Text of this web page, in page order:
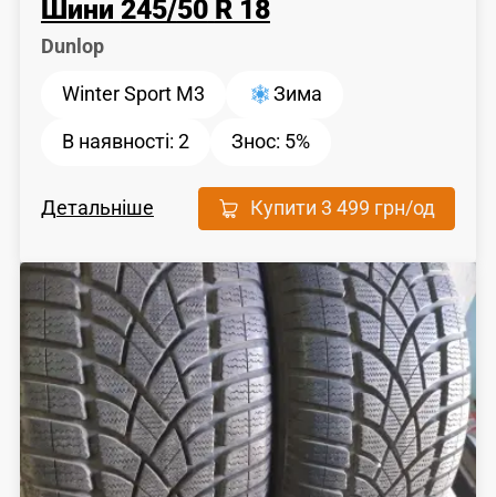
Шини 245/50 R 18
Dunlop
Winter Sport M3 Зима
В наявності: 2 Знос: 5%
Детальніше Купити3 499 грн/од